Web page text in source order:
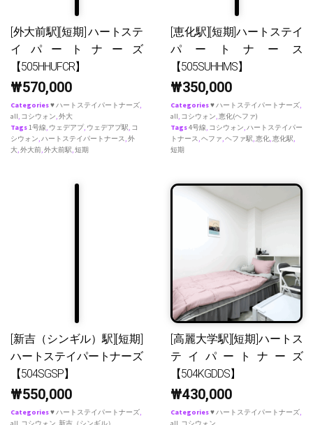
[外大前駅][短期] ハートステ
イパートナーズ
【505HHUFCR】
₩570,000
Categories♥ ハートステイパートナーズ,
all, コシウォン,外大
Tags1号線, ウェデアプ, ウェデアプ駅, コ
シウォン,ハートステイパートナース,外
大,外大前,外大前駅,短期
[恵化駅][短期]ハートステイ
パートナース
【505SUHHMS】
₩350,000
Categories♥ ハートステイパートナーズ,
all, コシウォン,恵化(ヘファ)
Tags4号線, コシウォン,ハートステイパー
トナース,ヘファ,ヘファ駅,恵化,恵化駅,
短期
[新吉（シンギル）駅][短期]
ハートステイパートナーズ
【504SGSP】
₩550,000
Categories♥ ハートステイパートナーズ,
[高麗大学駅][短期]ハートス
テイパートナーズ
【504KGDDS】
₩430,000
Categories♥ ハートステイパートナーズ,